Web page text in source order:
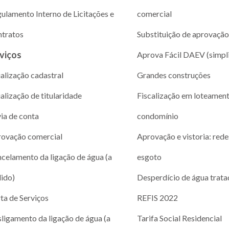
Interno de Licitações e
cadastral
de titularidade
de conta
comercial
da ligação de água (a
de Serviços
da ligação de água (a
comercial
Substituição de
Aprova Fácil DAEV
Grandes construções
Fiscalização em
condomínio
Aprovação e vistoria:
esgoto
Desperdício de água
REFIS 2022
Tarifa Social Residencial